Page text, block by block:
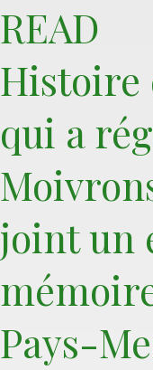
‎READ ‎
‎Histoire
qui a
joint un
Pays-